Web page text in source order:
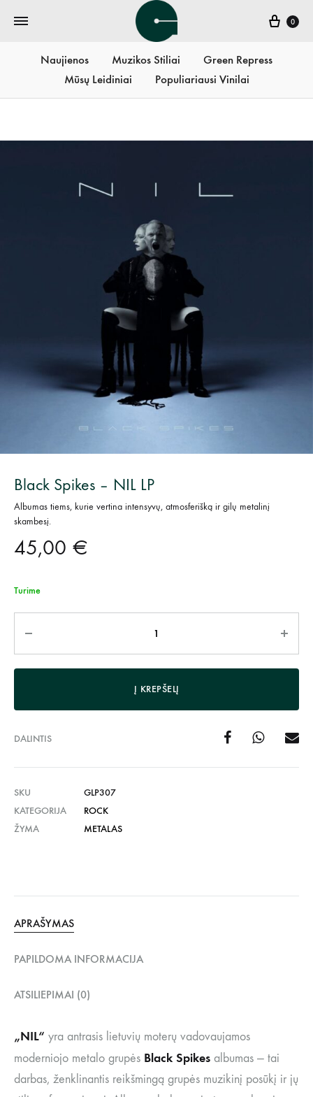
0
Naujienos Muzikos Stiliai
Green Repress
Mūsų Leidiniai
Populiariausi Vinilai
Black Spikes – NIL LP
Albumas tiems, kurie vertina intensyvų, atmosferišką ir gilų metalinį
skambesį.
45,00 €
Turime
Į KREPŠELĮ
DALINTIS
SKU
GLP307
KATEGORIJA
ROCK
ŽYMA
METALAS
APRAŠYMAS
PAPILDOMA INFORMACIJA
ATSILIEPIMAI (0)
„NIL“ yra antrasis lietuvių moterų vadovaujamos
moderniojo metalo grupės Black Spikes albumas — tai
darbas, ženklinantis reikšmingą grupės muzikinį posūkį ir jų